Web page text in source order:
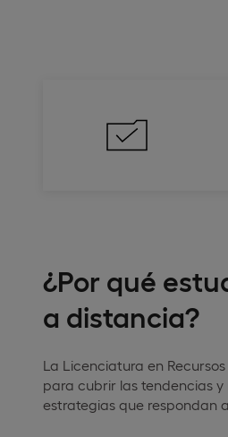
¿Por qué
a distancia?
La Licenciatura en
para cubrir las tendencias
estrategias que respondan